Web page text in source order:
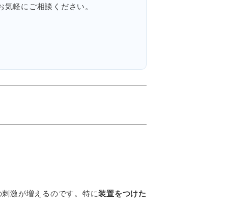
軽にご相談ください。
激が増えるのです。特に装置をつけた